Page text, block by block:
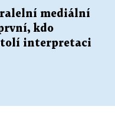
mediální
kdo
interpretaci